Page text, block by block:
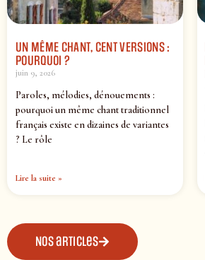
UN MÊME CHANT, CENT VERSIONS :
POURQUOI ?
juin 9, 2026
Paroles, mélodies, dénouements :
pourquoi un même chant traditionnel
français existe en dizaines de variantes
? Le rôle
Lire la suite »
Nos articles